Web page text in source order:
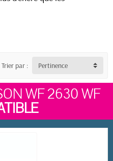
Trier par : Pertinence
WF 2630 WF